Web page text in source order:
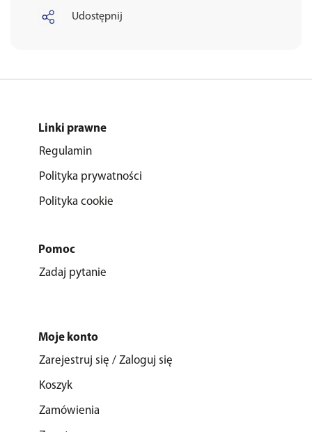
Udostępnij
Linki prawne
Regulamin
Polityka prywatności
Polityka cookie
Pomoc
Zadaj pytanie
Moje konto
Zarejestruj się / Zaloguj się
Koszyk
Zamówienia